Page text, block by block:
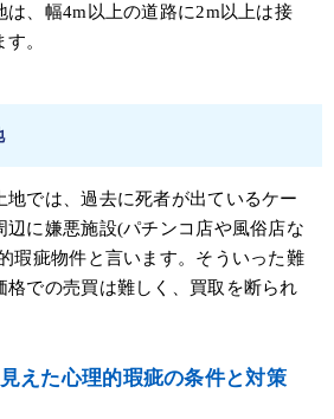
は、幅4m以上の道路に2m以上は接
。
地では、過去に死者が出ているケー
辺に嫌悪施設(パチンコ店や風俗店な
瑕疵物件と言います。そういった難
格での売買は難しく、買取を断られ
えた心理的瑕疵の条件と対策